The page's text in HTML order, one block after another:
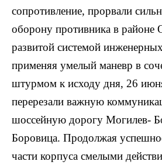
сопротивление, прорвали
оборону противника в районе
развитой системой
применяя умелый маневр в
штурмом к исходу дня, 26
перерезали важную
шоссейную дорогу Могилев-
Боровица. Продолжая
части корпуса смелыми